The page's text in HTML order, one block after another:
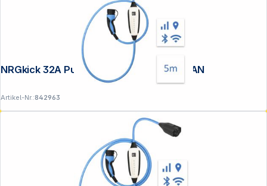
NRGkick 32A Pure GSM/GPS/SIM 5m WLAN
Artikel-Nr.:842963